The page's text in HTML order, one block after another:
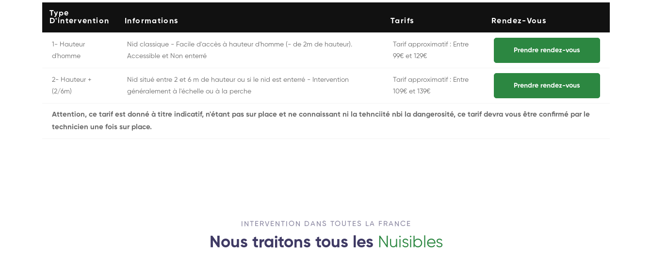
Type
D'intervention
Informations Tarifs Rendez-Vous
1- Hauteur
d'homme
Nid classique - Facile d'accès à hauteur d'homme (- de 2m de hauteur).
Accessible et Non enterré
Tarif approximatif : Entre
99€ et 129€
Prendre rendez-vous
2- Hauteur +
(2/6m)
Nid situé entre 2 et 6 m de hauteur ou si le nid est enterré - Intervention
généralement à l'échelle ou à la perche
Tarif approximatif : Entre
109€ et 139€
Prendre rendez-vous
Attention, ce tarif est donné à titre indicatif, n'étant pas sur place et ne connaissant ni la tehnciité nbi la dangerosité, ce tarif devra vous être confirmé par le
technicien une fois sur place.
INTERVENTION DANS TOUTES LA FRANCE
Nous traitons tous les Nuisibles